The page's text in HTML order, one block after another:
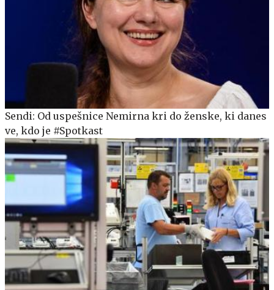
Sendi: Od uspešnice Nemirna kri do ženske, ki danes
ve, kdo je #Spotkast